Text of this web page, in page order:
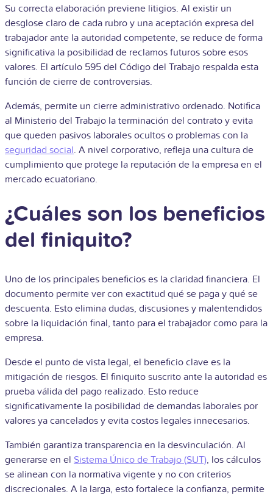
Su correcta elaboración previene litigios. Al existir un
desglose claro de cada rubro y una aceptación expresa del
trabajador ante la autoridad competente, se reduce de forma
significativa la posibilidad de reclamos futuros sobre esos
valores. El artículo 595 del Código del Trabajo respalda esta
función de cierre de controversias.
Además, permite un cierre administrativo ordenado. Notifica
al Ministerio del Trabajo la terminación del contrato y evita
que queden pasivos laborales ocultos o problemas con la
seguridad social. A nivel corporativo, refleja una cultura de
cumplimiento que protege la reputación de la empresa en el
mercado ecuatoriano.
¿Cuáles son los beneficios
del finiquito?
Uno de los principales beneficios es la claridad financiera. El
documento permite ver con exactitud qué se paga y qué se
descuenta. Esto elimina dudas, discusiones y malentendidos
sobre la liquidación final, tanto para el trabajador como para la
empresa.
Desde el punto de vista legal, el beneficio clave es la
mitigación de riesgos. El finiquito suscrito ante la autoridad es
prueba válida del pago realizado. Esto reduce
significativamente la posibilidad de demandas laborales por
valores ya cancelados y evita costos legales innecesarios.
También garantiza transparencia en la desvinculación. Al
generarse en el Sistema Único de Trabajo (SUT), los cálculos
se alinean con la normativa vigente y no con criterios
discrecionales. A la larga, esto fortalece la confianza, permite